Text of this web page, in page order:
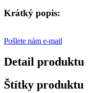
Krátký popis:
Pošlete nám e-mail
Detail produktu
Štítky produktu